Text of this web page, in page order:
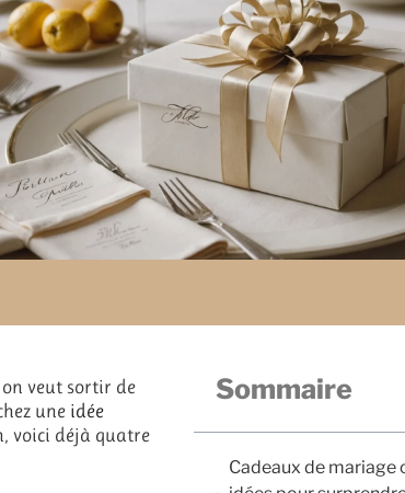
veut sortir de
une idée
voici déjà quatre
Sommaire
Cadeaux de mariage